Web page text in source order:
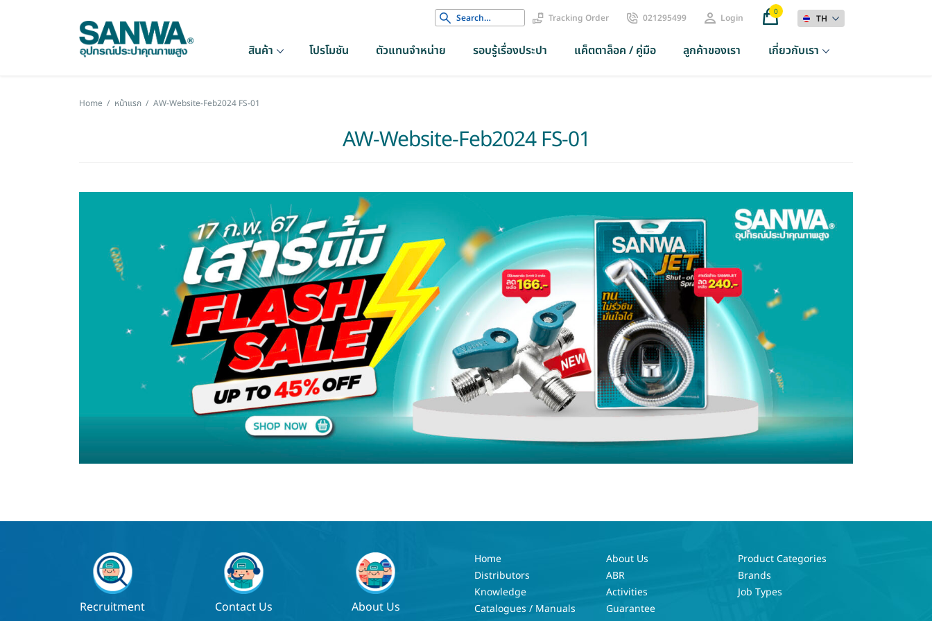
Search
for:
Tracking Order 021295499 Login 0
TH
สินค้า โปรโมชัน ตัวแทนจำหน่าย รอบรู้เรื่องประปา แค็ตตาล็อค / คู่มือ ลูกค้าของเรา เกี่ยวกับเรา
Home / หน้าแรก / AW-Website-Feb2024 FS-01
AW-Website-Feb2024 FS-01
Recruitment Contact Us About Us
Home
Distributors
Knowledge
Catalogues / Manuals
About Us
ABR
Activities
Guarantee
Product Categories
Brands
Job Types